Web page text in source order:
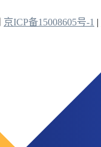
京ICP备15008605号-1 |